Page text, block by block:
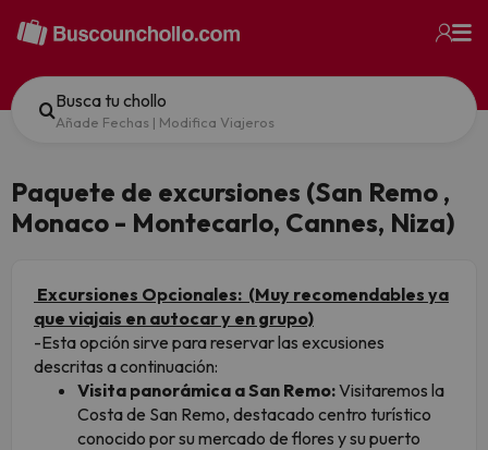
Busca tu chollo
Añade Fechas | Modifica Viajeros
Paquete de excursiones (San Remo ,
Monaco - Montecarlo, Cannes, Niza)
Excursiones Opcionales: (Muy recomendables ya
que viajais en autocar y en grupo)
-Esta opción sirve para reservar las excusiones
descritas a continuación:
Visita panorámica a San Remo:Visitaremos la
Costa de San Remo, destacado centro turístico
conocido por su mercado de flores y su puerto